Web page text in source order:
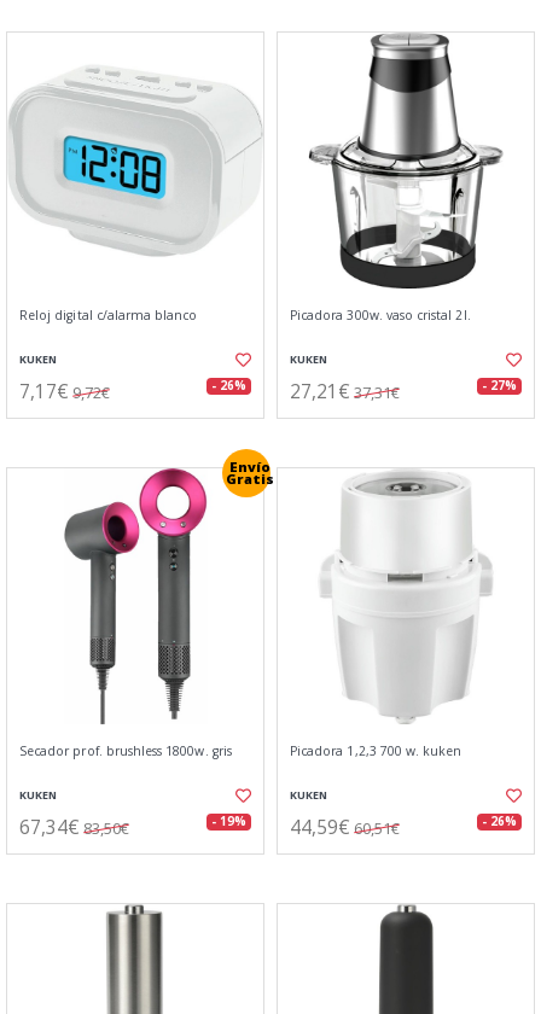
Reloj digital c/alarma blanco
KUKEN
7,17€ 9,72€ - 26%
Picadora 300w. vaso cristal 2l.
KUKEN
27,21€ 37,31€ - 27%
Envío
Gratis
Secador prof. brushless 1800w. gris
KUKEN
67,34€ 83,50€ - 19%
Picadora 1,2,3 700 w. kuken
KUKEN
44,59€ 60,51€ - 26%